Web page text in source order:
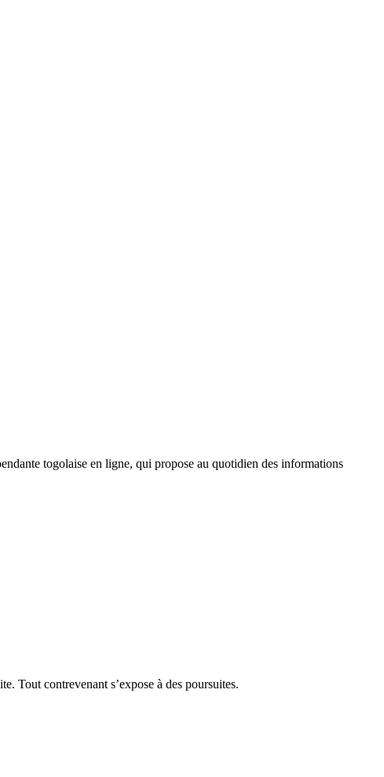
togolaise en ligne, qui propose au quotidien des informations
Tout contrevenant s’expose à des poursuites.